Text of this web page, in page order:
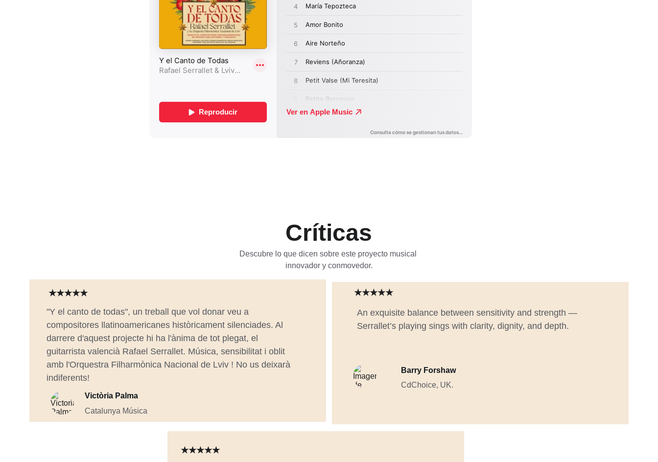
Críticas
Descubre lo que dicen sobre este proyecto musical
innovador y conmovedor.
An exquisite balance between sensitivity and strength —
Serrallet’s playing sings with clarity, dignity, and depth.
Barry Forshaw
CdChoice, UK.
"Y el canto de todas", un treball que vol donar veu a
compositores llatinoamericanes històricament silenciades. Al
darrere d'aquest projecte hi ha l'ànima de tot plegat, el
guitarrista valencià Rafael Serrallet. Música, sensibilitat i oblit
amb l'Orquestra Filharmònica Nacional de Lviv ! No us deixarà
indiferents!
Victòria Palma
Catalunya Música
★★★★★
★★★★★
★★★★★